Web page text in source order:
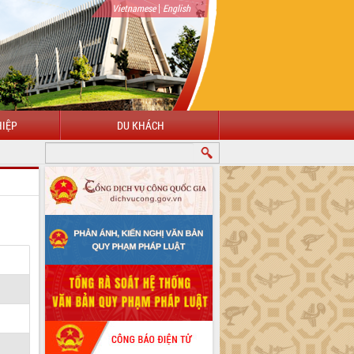
Vietnamese| English
DU KHÁCH